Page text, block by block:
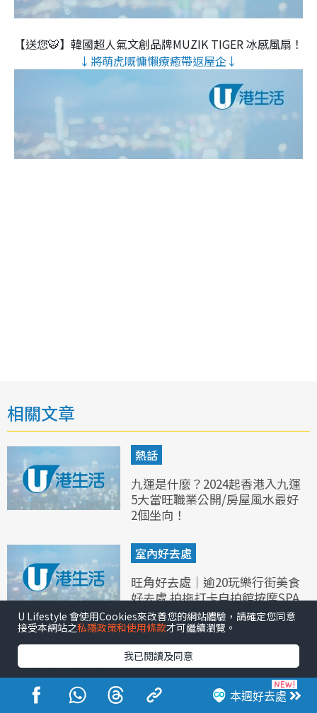
【送您🐯】韓國超人氣文創品牌MUZIK TIGER 冰感風扇！
↓將萌虎嘅慵懶療癒帶返屋企↓
相關文章
熱話
九運是什麼？2024起香港入九運
5大當旺職業公開/房屋風水最好
2個坐向！
室內好去處
旺角好去處｜逾20玩樂行街美食
好去處 拍拖打卡自拍館按摩SPA
推介
室內好去處
荔枝角好去處｜逾10大玩樂美食
一日遊推介 D2 Place市集/嶺南
本週好去處
U Lifestyle 會使用Cookies來改善您的網站體驗，請確定您同意
接受本網站之私隱政策和使用條款才可繼續瀏覽。
我已閱讀及同意